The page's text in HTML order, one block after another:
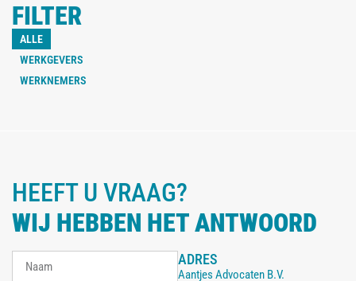
FILTER
WERKGEVERS
WERKNEMERS
ALLE
HEEFT U VRAAG?
WIJ HEBBEN HET ANTWOORD
ADRES
Aantjes Advocaten B.V.